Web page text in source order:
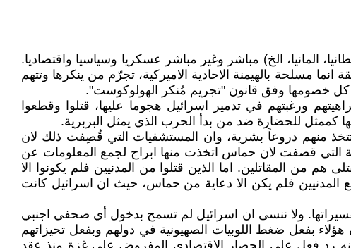
المانيا، الخ) مباشر وغير مباشر عسكريا وسياسيا واقتصاديا.
انما مسلحة بالهيمنة الاحادية الاميركية، تجرّم من ينكرها وتتهم
كل خصومها وفق قانون "تجريم مُنكر الهولوكوست".
ورغبتهم في تدمير اسرائيل هجوما عليها، قتلوا وقطعوا
كممثل للحضارة ضد من بدأ الحرب الذي يمثل البربرية.
تتخذ منهم دروعاً بشرية، وان المستشفيات التي قُصِفت ذلك لان
التي قصفت لان حماس اتخذت منها ابراج لجمع المعلومات عن
وان اكثر من نصف القتلى هم من المقاتلين. اما الذين قتلوا من المدنيين فلم يكونوا الا
المدنيين فلم يكن الا دعاية من حماس، حيث ان اسرائيل كانت
ولا ننسى ان اسرائيل لم تسمح بدخول أي صحفي اجنبي
بفعل ضغط اللوبيات الصهيونية في دولهم وبفعل تحيزاتهم